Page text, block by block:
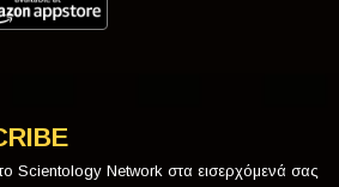
Scientology Network στα εισερχόμενά σας